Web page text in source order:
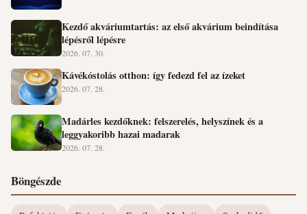
Kezdő akváriumtartás: az első akvárium beindítása
lépésről lépésre
2026. 07. 30.
Kávékóstolás otthon: így fedezd fel az ízeket
2026. 07. 28.
Madárles kezdőknek: felszerelés, helyszínek és a
leggyakoribb hazai madarak
2026. 07. 28.
Böngészde